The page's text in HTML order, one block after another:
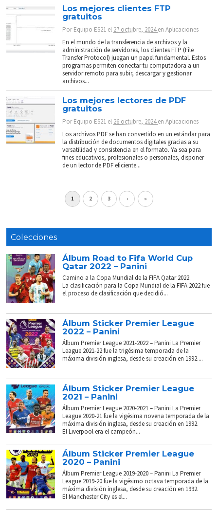
Los mejores clientes FTP
gratuitos
PorEquipo ES21 el 27 octubre, 2024enAplicaciones
En el mundo de la transferencia de archivos y la
administración de servidores, los clientes FTP (File
Transfer Protocol) juegan un papel fundamental. Estos
programas permiten conectar tu computadora a un
servidor remoto para subir, descargar y gestionar
archivos...
Los mejores lectores de PDF
gratuitos
PorEquipo ES21 el 26 octubre, 2024enAplicaciones
Los archivos PDF se han convertido en un estándar para
la distribución de documentos digitales gracias a su
versatilidad y consistencia en el formato. Ya sea para
fines educativos, profesionales o personales, disponer
de un lector de PDF eficiente...
1 2 3 › »
Colecciones
Álbum Road to Fifa World Cup
Qatar 2022 – Panini
Camino a la Copa Mundial de la FIFA Qatar 2022.
La clasificación para la Copa Mundial de la FIFA 2022 fue
el proceso de clasificación que decidió...
Álbum Sticker Premier League
2022 – Panini
Álbum Premier League 2021-2022 – Panini La Premier
League 2021-22 fue la trigésima temporada de la
máxima división inglesa, desde su creación en 1992....
Álbum Sticker Premier League
2021 – Panini
Álbum Premier League 2020-2021 – Panini La Premier
League 2020-21 fue la vigésima novena temporada de la
máxima división inglesa, desde su creación en 1992.
El Liverpool era el campeón...
Álbum Sticker Premier League
2020 – Panini
Álbum Premier League 2019-2020 – Panini La Premier
League 2019-20 fue la vigésimo octava temporada de la
máxima división inglesa, desde su creación en 1992.
El Manchester City es el...